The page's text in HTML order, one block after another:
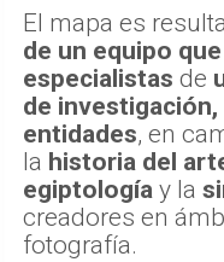
El mapa es
de un equipo
especialistas de
de
entidades, en
la historia del
egiptología y la
creadores en
fotografía.